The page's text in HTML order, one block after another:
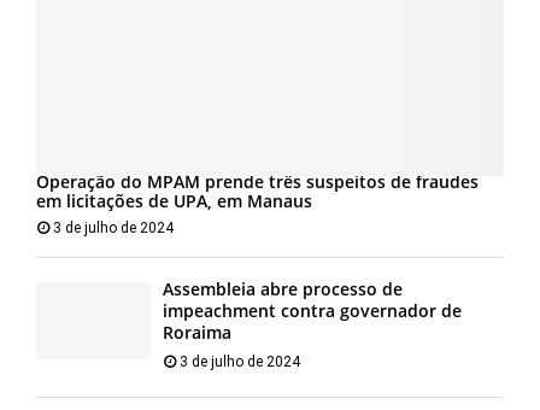
Operação do MPAM prende três suspeitos de fraudes
em licitações de UPA, em Manaus
3 de julho de 2024
Assembleia abre processo de
impeachment contra governador de
Roraima
3 de julho de 2024